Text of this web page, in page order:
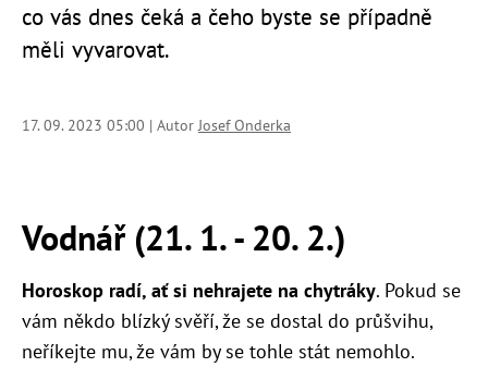
co vás dnes čeká a čeho byste se případně
měli vyvarovat.
17. 09. 2023 05:00 | AutorJosef Onderka
Vodnář (21. 1. - 20. 2.)
Horoskop radí, ať si nehrajete na chytráky. Pokud se
vám někdo blízký svěří, že se dostal do průšvihu,
neříkejte mu, že vám by se tohle stát nemohlo.